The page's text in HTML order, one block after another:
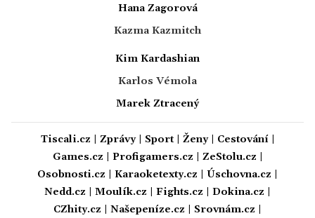
Hana Zagorová
Kazma Kazmitch
Kim Kardashian
Karlos Vémola
Marek Ztracený
Tiscali.cz Zprávy| Sport| Ženy| Cestování|
Games.cz
Profigamers.cz ZeStolu.cz
Osobnosti.cz
Karaoketexty.cz Úschovna.cz
Nedd.cz
Moulík.cz Fights.cz Dokina.cz
CZhity.cz
Našepeníze.cz Srovnám.cz